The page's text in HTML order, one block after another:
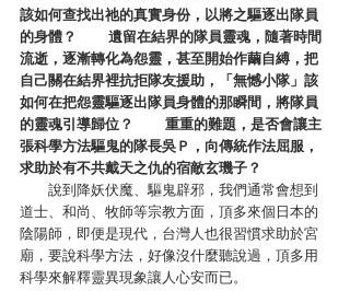
該如何查找出祂的真實身份，以將之驅逐出隊員
的身體？ 　　遺留在結界的隊員靈魂，隨著時間
流逝，逐漸轉化為怨靈，甚至開始作繭自縛，把
自己關在結界裡抗拒隊友援助，「無憾小隊」該
如何在把怨靈驅逐出隊員身體的那瞬間，將隊員
的靈魂引導歸位？ 　　重重的難題，是否會讓主
張科學方法驅鬼的隊長吳Ｐ，向傳統作法屈服，
求助於有不共戴天之仇的宿敵玄璣子？
說到降妖伏魔、驅鬼辟邪，我們通常會想到
道士、和尚、牧師等宗教方面，頂多來個日本的
陰陽師，即便是現代，台灣人也很習慣求助於宮
廟，要說科學方法，好像沒什麼聽說過，頂多用
科學來解釋靈異現象讓人心安而已。